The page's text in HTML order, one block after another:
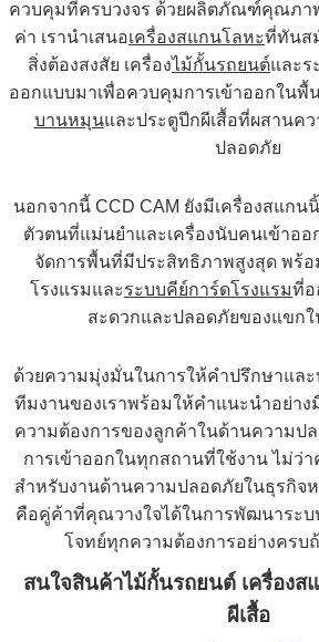
ควบคุมที่ครบวงจร ด้วยผลิตภัณฑ์คุณภา
ค่า เรานำเสนอเครื่องสแกนโลหะที่ทันส
สิ่งต้องสงสัย เครื่องไม้กั้นรถยนต์และร
ออกแบบมาเพื่อควบคุมการเข้าออกในพื้
บานหมุนและประตูปีกผีเสื้อที่ผสานค
ปลอดภัย
นอกจากนี้ CCD CAM ยังมีเครื่องสแก
ตัวตนที่แม่นยำและเครื่องนับคนเข้าออ
จัดการพื้นที่มีประสิทธิภาพสูงสุด พร้อ
โรงแรมและระบบคีย์การ์ดโรงแรมที่อ
สะดวกและปลอดภัยของแขก
ด้วยความมุ่งมั่นในการให้คำปรึกษาแล
ทีมงานของเราพร้อมให้คำแนะนำอย่า
ความต้องการของลูกค้าในด้านความป
การเข้าออกในทุกสถานที่ใช้งาน ไม่ว่
สำหรับงานด้านความปลอดภัยในธุรกิจห
คือคู่ค้าที่คุณวางใจได้ในการพัฒนาระ
โจทย์ทุกความต้องการอย่างครบ
สนใจสินค้าไม้กั้นรถยนต์ เครื่องส
ผีเสื้อ